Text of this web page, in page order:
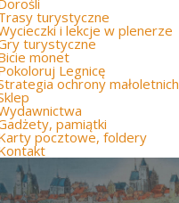
turystyczne
i lekcje w plenerze
turystyczne
monet
Legnicę
ochrony małoletnich
pamiątki
pocztowe, foldery